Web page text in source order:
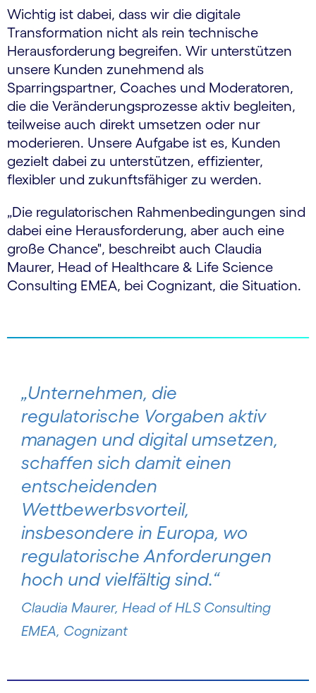
Wichtig ist dabei, dass wir die digitale
Transformation nicht als rein technische
Herausforderung begreifen. Wir unterstützen
unsere Kunden zunehmend als
Sparringspartner, Coaches und Moderatoren,
die die Veränderungsprozesse aktiv begleiten,
teilweise auch direkt umsetzen oder nur
moderieren. Unsere Aufgabe ist es, Kunden
gezielt dabei zu unterstützen, effizienter,
flexibler und zukunftsfähiger zu werden.
„Die regulatorischen Rahmenbedingungen sind
dabei eine Herausforderung, aber auch eine
große Chance", beschreibt auch Claudia
Maurer, Head of Healthcare & Life Science
Consulting EMEA, bei Cognizant, die Situation.
„Unternehmen, die
regulatorische Vorgaben aktiv
managen und digital umsetzen,
schaffen sich damit einen
entscheidenden
Wettbewerbsvorteil,
insbesondere in Europa, wo
regulatorische Anforderungen
hoch und vielfältig sind.“
Claudia Maurer, Head of HLS Consulting
EMEA, Cognizant